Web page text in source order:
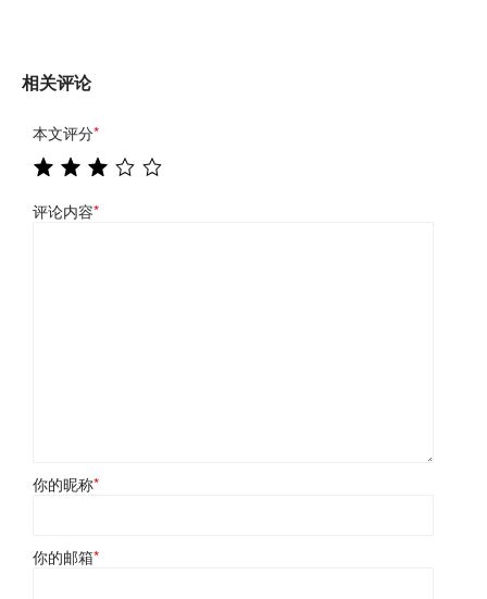
相关评论
本文评分*
评论内容*
你的昵称*
你的邮箱*